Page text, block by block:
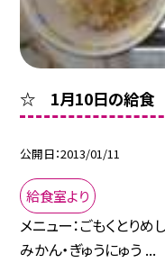
☆ 1月10日の給
公開日 2013/01/11
給食室より
メニュー：ごもくとりめ
みかん・ぎゅうにゅう ...